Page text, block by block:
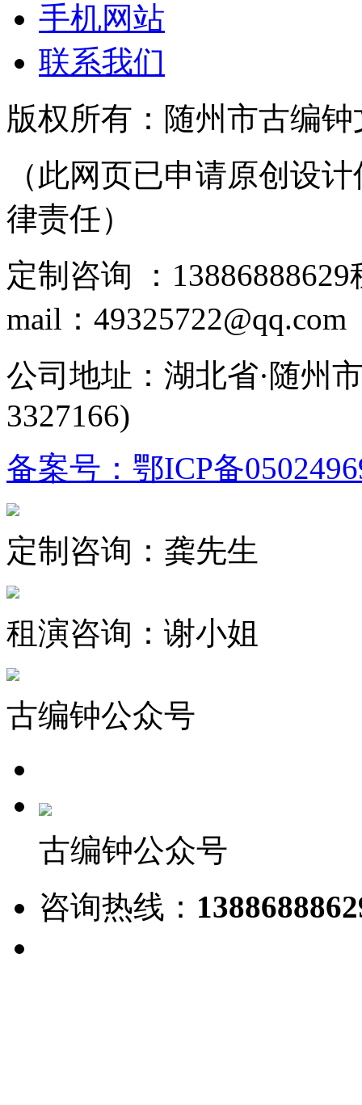
手机网站
联系我们
版权所有：随州市古编
（此网页已申请原创设
律责任）
定制咨询 ：13886888629
mail：49325722@qq.com
公司地址：湖北省·随州
3327166)
备案号：鄂ICP备
定制咨询：龚先生
租演咨询：谢小姐
古编钟公众号
古编钟公众号
咨询热线：